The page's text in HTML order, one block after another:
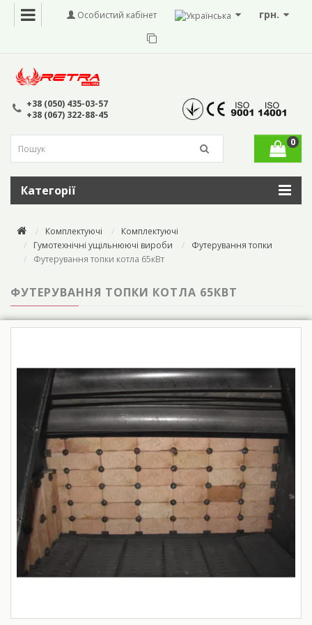
грн.
Особистий кабінет
+38 (050) 435-03-57
+38 (067) 322-88-45
0
Категорії
Комплектуючі
Комплектуючі
Гумотехнічні ущільнюючі вироби
Футерування топки
Футерування топки котла 65кВт
ФУТЕРУВАННЯ ТОПКИ КОТЛА 65КВТ